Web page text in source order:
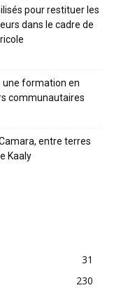
pour restituer les
dans le cadre de
une formation en
communautaires
entre terres
Kaaly
31
230